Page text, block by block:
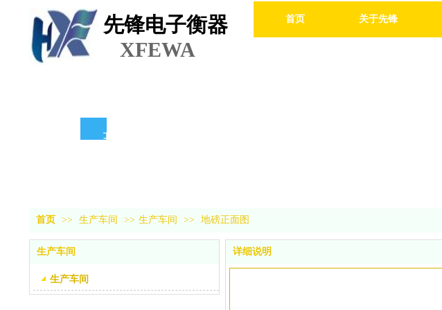
先锋电子衡器
XFEWA
首页 关于先锋
瑞捷设备
首页 >> 生产车间 >> 生产车间 >> 地磅正面图
生产车间
生产车间
详细说明